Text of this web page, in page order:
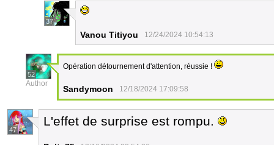
37
Vanou Titiyou 12/24/2024 10:54:13
52
Author
Opération détournement d'attention, réussie !
Sandymoon 12/18/2024 17:09:58
47
L'effet de surprise est rompu.